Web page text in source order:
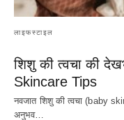
लाइफस्टाइल
शिशु की त्वचा की
Skincare Tips
नवजात शिशु की त्वचा (baby
अनुभव…